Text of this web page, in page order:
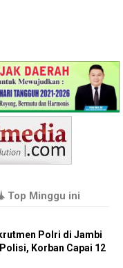
Top Minggu ini
Polri di Jambi
Korban Capai 12